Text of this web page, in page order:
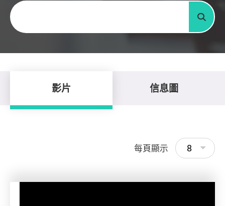
關鍵字
搜尋
影片 信息圖
每頁顯示 8